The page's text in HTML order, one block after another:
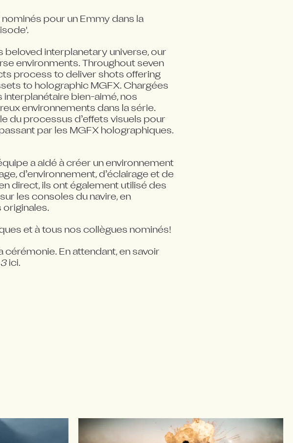
pour un Emmy dans la
beloved interplanetary universe, our
environments. Throughout seven
process to deliver shots offering
to holographic MGFX. Chargées
interplanétaire bien-aimé, nos
environnements dans la série.
du processus d’effets visuels pour
par les MGFX holographiques.
a aidé à créer un environnement
d’environnement, d’éclairage et de
direct, ils ont également utilisé des
les consoles du navire, en
originales.
et à tous nos collègues nominés!
cérémonie. En attendant, en savoir
ici.